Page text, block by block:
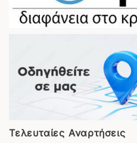
Τελευταίες Αναρτήσεις